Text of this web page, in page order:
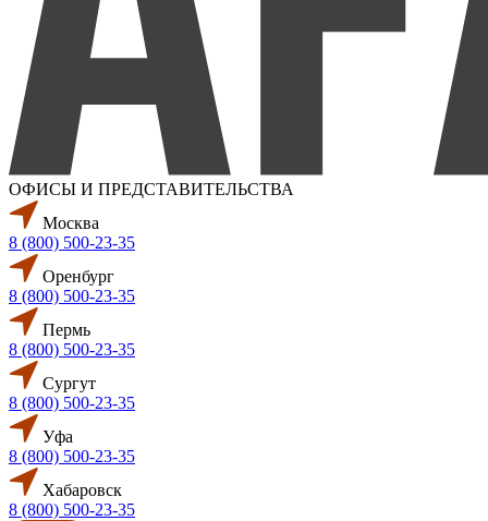
ОФИСЫ И ПРЕДСТАВИТЕЛЬСТВА
Москва
8 (800) 500-23-35
Оренбург
8 (800) 500-23-35
Пермь
8 (800) 500-23-35
Сургут
8 (800) 500-23-35
Уфа
8 (800) 500-23-35
Хабаровск
8 (800) 500-23-35